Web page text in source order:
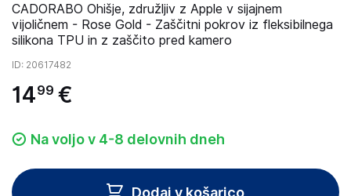
CADORABO Ohišje, združljiv z Apple v sijajnem
vijoličnem - Rose Gold - Zaščitni pokrov iz fleksibilnega
silikona TPU in z zaščito pred kamero
ID: 20617482
1499 €
Na voljo v 4-8 delovnih dneh
Dodaj v košarico